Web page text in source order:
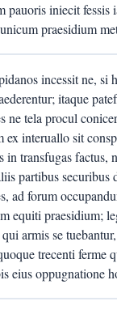
pauoris iniecit
praesidium
incessit ne, si
itaque
ne tela procul
ex interuallo sit
in transfugas factus,
partibus securibus
ad forum
equiti praesidium;
armis se
trecenti ferme
eius oppugnatione